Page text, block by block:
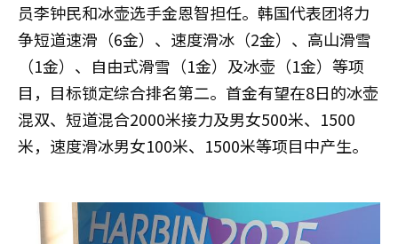
员李钟民和冰壶选手金恩智担任。韩国代表团将力
争短道速滑（6金）、速度滑冰（2金）、高山滑雪
（1金）、自由式滑雪（1金）及冰壶（1金）等项
目，目标锁定综合排名第二。首金有望在8日的冰壶
混双、短道混合2000米接力及男女500米、1500
米，速度滑冰男女100米、1500米等项目中产生。